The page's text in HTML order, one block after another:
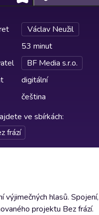
Václav Neužil
53 minut
BF Media s.r.o.
digitální
čeština
ve sbírkách:
frází
hlasů.
projektu Bez frází.